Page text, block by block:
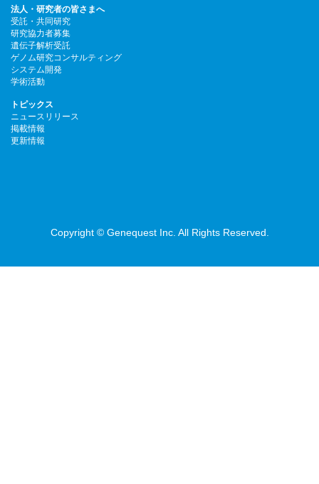
法人・研究者の皆さまへ
受託・共同研究
研究協力者募集
遺伝子解析受託
ゲノム研究コンサルティング
システム開発
学術活動
トピックス
ニュースリリース
掲載情報
更新情報
Copyright © Genequest Inc. All Rights Reserved.